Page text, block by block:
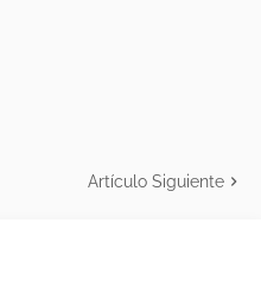
Artículo Siguiente